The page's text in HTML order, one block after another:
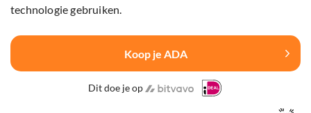
technologie gebruiken.
Koop je ADA
Dit doe je op